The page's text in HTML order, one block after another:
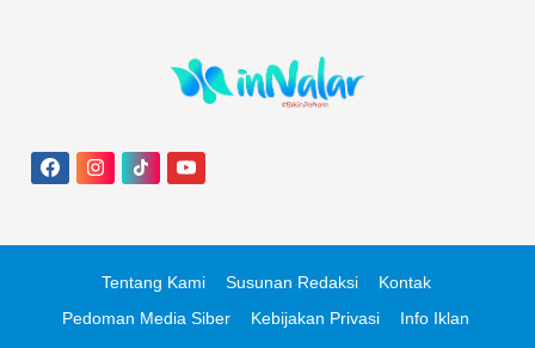
Tentang Kami Susunan Redaksi
Kontak
Pedoman Media Siber
Kebijakan Privasi
Info Iklan